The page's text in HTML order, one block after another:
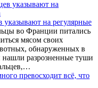
указывают на регулярные
во Франции питались
мясом своих
обнаруженных в
нашли разрозненные туши